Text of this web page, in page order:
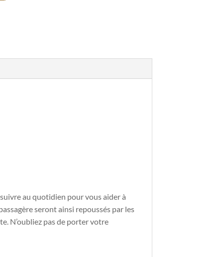
au quotidien pour vous aider à
seront ainsi repoussés par les
N’oubliez pas de porter votre